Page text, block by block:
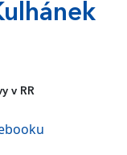
v RR